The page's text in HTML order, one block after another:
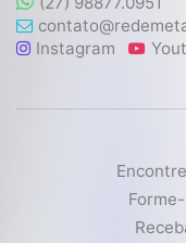
Instagram